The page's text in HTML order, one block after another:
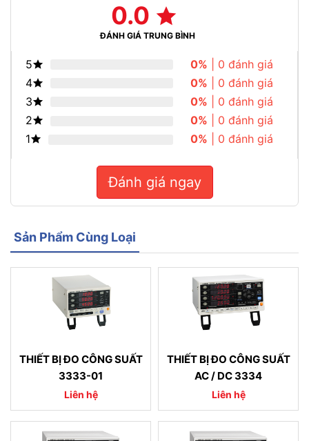
0.0
ĐÁNH GIÁ TRUNG BÌNH
5 0% | 0 đánh giá
4
0% | 0 đánh giá
3
0% | 0 đánh giá
2
0% | 0 đánh giá
1
0% | 0 đánh giá
Đánh giá ngay
Sản Phẩm Cùng Loại
THIẾT BỊ ĐO CÔNG SUẤT
3333-01
Liên hệ
THIẾT BỊ ĐO CÔNG SUẤT
AC / DC 3334
Liên hệ